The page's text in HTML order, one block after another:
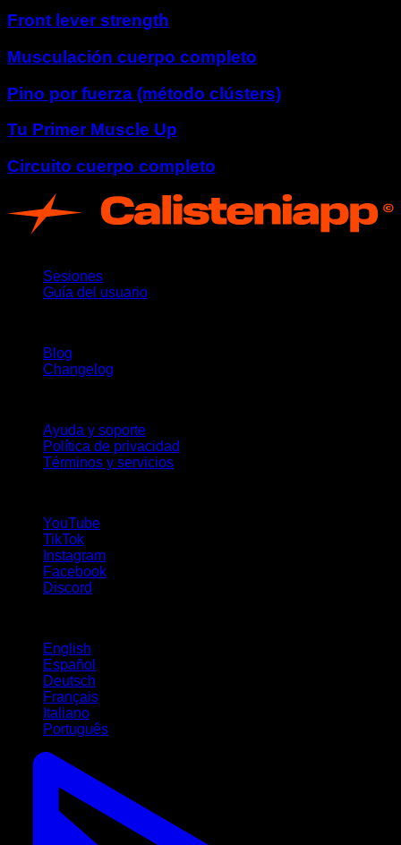
Front lever strength
Musculación cuerpo completo
Pino por fuerza (método clústers)
Tu Primer Muscle Up
Circuito cuerpo completo
Sesiones
Guía del usuario
Blog
Changelog
Ayuda y soporte
Política de privacidad
Términos y servicios
YouTube
TikTok
Instagram
Facebook
Discord
English
Español
Deutsch
Français
Italiano
Português